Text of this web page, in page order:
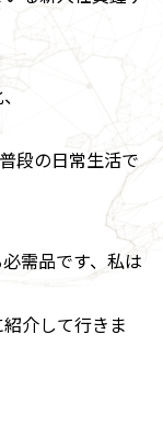
段の日常生活で
需品です、私は
介して行きま